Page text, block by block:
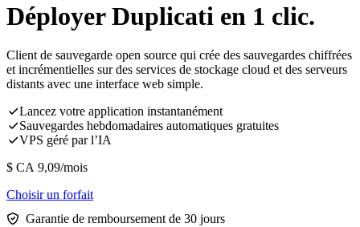
Déployer Duplicati en 1 clic.
Client de sauvegarde open source qui crée des sauvegardes chiffrées
et incrémentielles sur des services de stockage cloud et des serveurs
distants avec une interface web simple.
Lancez votre application instantanément
Sauvegardes hebdomadaires automatiques gratuites
VPS géré par l’IA
$ CA 9,09/mois
Choisir un forfait
Garantie de remboursement de 30 jours